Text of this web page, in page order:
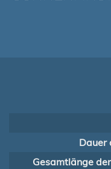
Dauer
Gesamtlänge